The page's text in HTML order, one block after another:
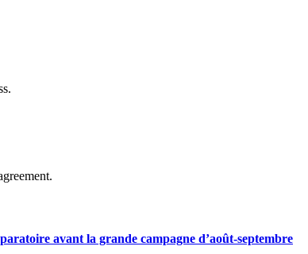
avant la grande campagne d’août-septembre